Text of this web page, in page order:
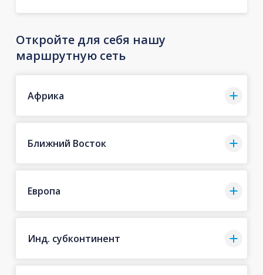
Откройте для себя нашу
маршрутную сеть
Африка
Ближний Восток
Европа
Инд. субконтинент